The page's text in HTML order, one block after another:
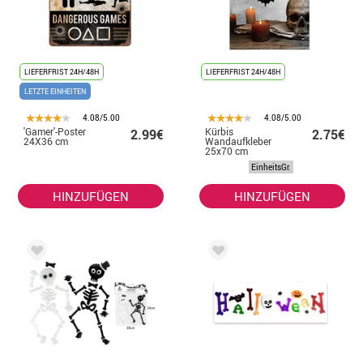
LIEFERFRIST 24H/48H
LETZTE EINHEITEN
4.08/5.00
'Gamer'-Poster
24X36 cm 2.99€
HINZUFÜGEN
LIEFERFRIST 24H/48H
4.08/5.00
Kürbis
Wandaufkleber
25x70 cm
2.75€
EinheitsGr.
HINZUFÜGEN